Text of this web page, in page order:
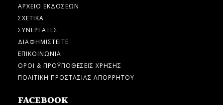
ΑΡΧΕΙΟ ΕΚΔΟΣΕΩΝ
ΣΧΕΤΙΚΑ
ΣΥΝΕΡΓΑΤΕΣ
ΔΙΑΦΗΜΙΣΤΕΙΤΕ
ΕΠΙΚΟΙΝΩΝΙΑ
ΟΡΟΙ & ΠΡΟΫΠΟΘΕΣΕΙΣ ΧΡΗΣΗΣ
ΠΟΛΙΤΙΚΗ ΠΡΟΣΤΑΣΙΑΣ ΑΠΟΡΡΗΤΟΥ
FACEBOOK